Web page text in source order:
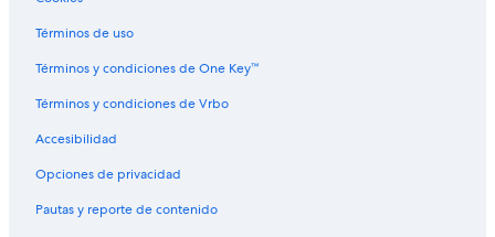
Términos de uso
Términos y condiciones de One Key™
Términos y condiciones de Vrbo
Accesibilidad
Opciones de privacidad
Pautas y reporte de contenido